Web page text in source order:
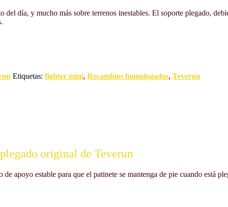
día, y mucho más sobre terrenos inestables. El soporte plegado,
Etiquetas: fighter mini, Recambios homologados, Teverun
original de Teverun
apoyo estable para que el patinete se mantenga de pie cuando está